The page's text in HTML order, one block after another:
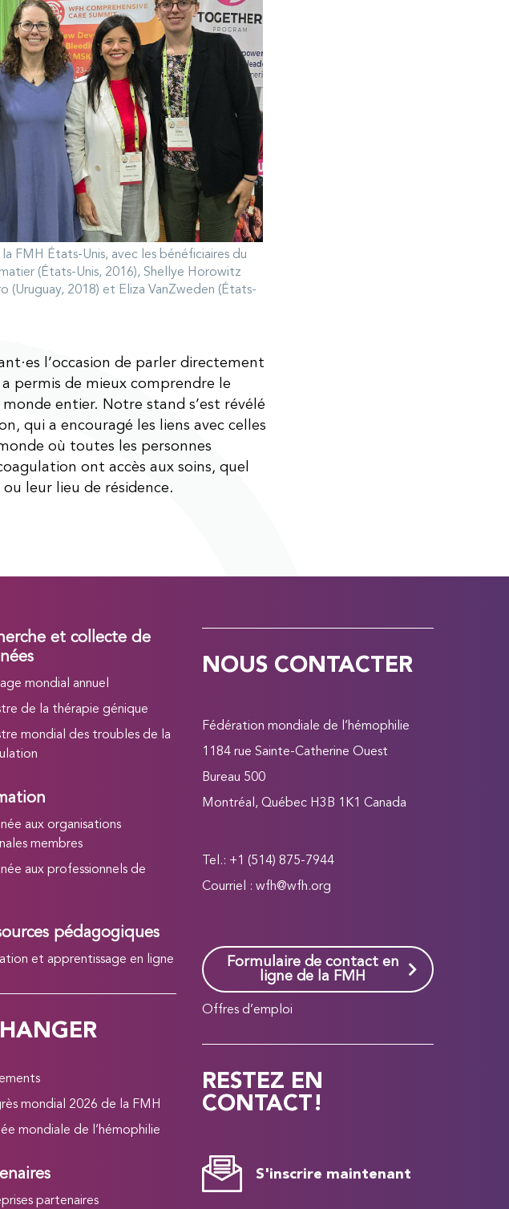
FMH États-Unis, avec les bénéficiaires du
(États-Unis, 2016), Shellye Horowitz
(Uruguay, 2018) et Eliza VanZweden (États-
l’occasion de parler directement
permis de mieux comprendre le
entier. Notre stand s’est révélé
qui a encouragé les liens avec celles
où toutes les personnes
ont accès aux soins, quel
leur lieu de résidence.
et collecte de
mondial annuel
de la thérapie génique
mondial des troubles de la
aux organisations
membres
aux professionnels de
pédagogiques
et apprentissage en ligne
mondial 2026 de la FMH
mondiale de l’hémophilie
partenaires
NOUS CONTACTER
Fédération mondiale de l’hémophilie
1184 rue Sainte-Catherine Ouest
Bureau 500
Montréal, Québec H3B 1K1 Canada
Tel.: +1 (514) 875-7944
Courriel : wfh@wfh.org
Formulaire de contact en
ligne de la FMH
Offres d’emploi
RESTEZ EN
CONTACT!
S'inscrire maintenant